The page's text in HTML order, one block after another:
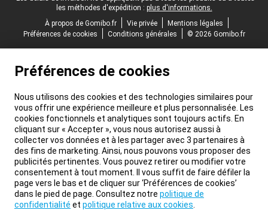
les méthodes d'expédition : plus d'informations.
À propos de Gomibo.fr
Vie privée
Mentions légales
Préférences de cookies
Conditions générales © 2026 Gomibo.fr
Préférences de cookies
Nous utilisons des cookies et des technologies similaires pour
vous offrir une expérience meilleure et plus personnalisée. Les
cookies fonctionnels et analytiques sont toujours actifs. En
cliquant sur « Accepter », vous nous autorisez aussi à
collecter vos données et à les partager avec 3 partenaires à
des fins de marketing. Ainsi, nous pouvons vous proposer des
publicités pertinentes. Vous pouvez retirer ou modifier votre
consentement à tout moment. Il vous suffit de faire défiler la
page vers le bas et de cliquer sur ‘Préférences de cookies’
dans le pied de page. Consultez notre politique de
confidentialité et politique relative aux cookies